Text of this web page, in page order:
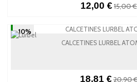
12,00 € 15,00 €
-10%
CALCETINES LURBEL
18,81 €20,90